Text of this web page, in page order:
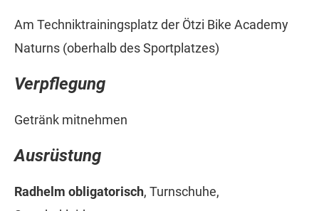
Am Techniktrainingsplatz der Ötzi Bike Academy
Naturns (oberhalb des Sportplatzes)
Verpflegung
Getränk mitnehmen
Ausrüstung
Radhelm obligatorisch, Turnschuhe,